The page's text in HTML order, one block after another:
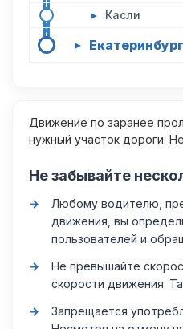
▸ Касли
▸ Екатеринбург
Движение по заранее
нужный участок дороги.
Не забывайте
Любому водителю,
движения, вы
пользователей и
Не превышайте
скорости движения.
Запрещается